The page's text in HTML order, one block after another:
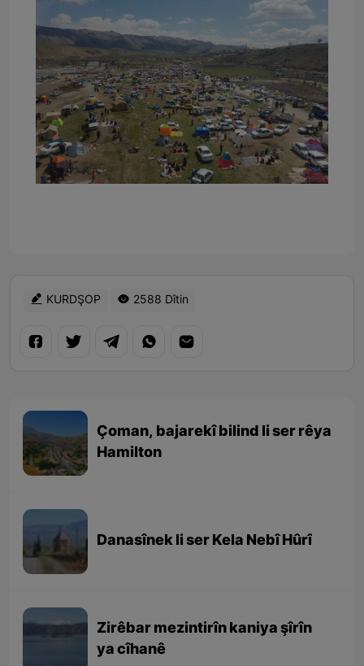
KURDŞOP 2588 Dîtin
Çoman, bajarekî bilind li ser rêya
Hamilton
Danasînek li ser Kela Nebî Hûrî
Zirêbar mezintirîn kaniya şîrîn
ya cîhanê